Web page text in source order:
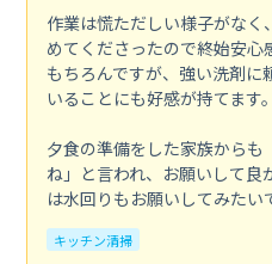
作業は慌ただしい様子がな
めてくださったので終始安
もちろんですが、強い洗剤に
いることにも好感が持てます。
夕食の準備をした家族から
ね」と言われ、お願いして良
は水回りもお願いしてみたい
キッチン清掃